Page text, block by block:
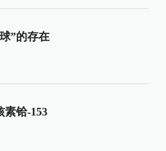
”的存在
素铪-153